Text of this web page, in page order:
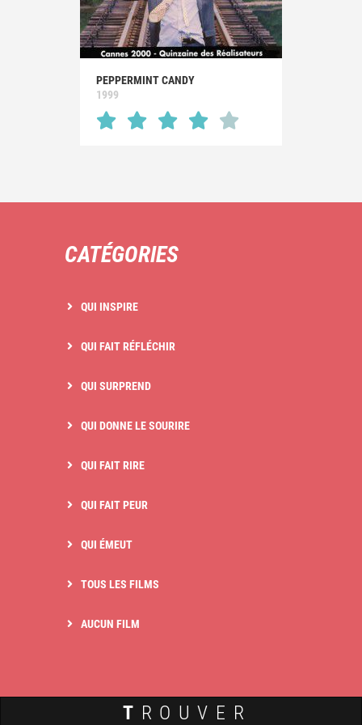
PEPPERMINT CANDY
1999
CATÉGORIES
QUI INSPIRE
QUI FAIT RÉFLÉCHIR
QUI SURPREND
QUI DONNE LE SOURIRE
QUI FAIT RIRE
QUI FAIT PEUR
QUI ÉMEUT
TOUS LES FILMS
AUCUN FILM
T ROUVER